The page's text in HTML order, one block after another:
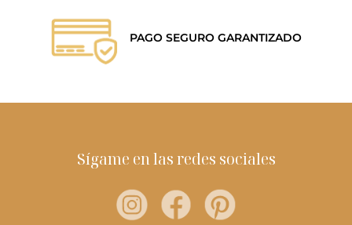
PAGO SEGURO GARANTIZADO
Sígame en las redes sociales